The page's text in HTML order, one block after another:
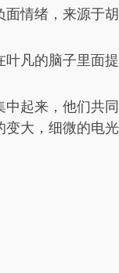
情绪，来源于
凡的脑子里面提
中起来，他们共
大，细微的电